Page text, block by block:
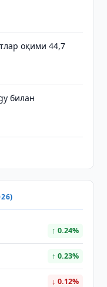
оқими 44,7
билан
↑ 0.24%
↑ 0.23%
↓ 0.12%